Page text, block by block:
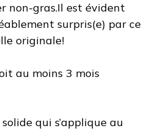
non-gras.Il est évident
surpris(e) par ce
originale!
au moins 3 mois
qui s’applique au